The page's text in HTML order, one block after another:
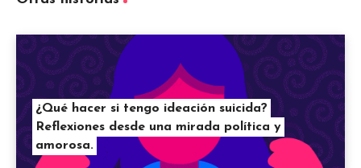
¿Qué hacer si tengo ideación suicida?
Reflexiones desde una mirada política y
amorosa.